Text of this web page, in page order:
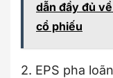
dẫn đầy đủ
cổ phiếu
2. EPS pha